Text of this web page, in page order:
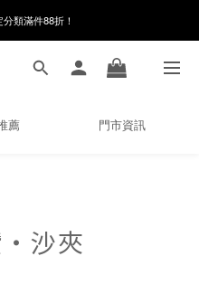
類滿件88折！
新品 第2件享9折
類滿件88折！
薦 門市資訊
沙夾